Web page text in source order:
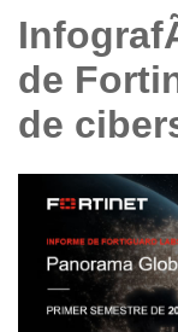
de
de